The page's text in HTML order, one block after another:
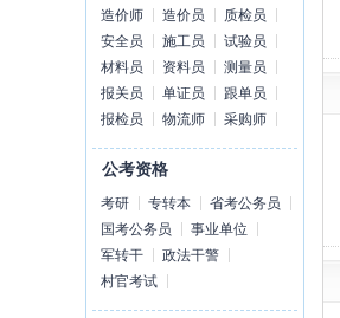
造价师
造价员
质检员
安全员
施工员
试验员
材料员
资料员
测量员
报关员
单证员
跟单员
报检员
物流师 采购师
公考资格
考研 专转本
省考公务员
国考公务员
事业单位
军转干
政法干警
村官考试